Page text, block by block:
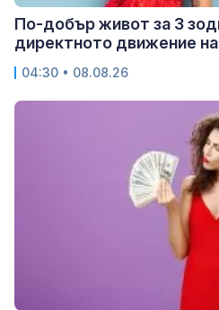
По-добър живот за 3
директното движение
04:30 • 08.08.26